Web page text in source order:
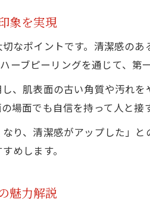
ハーブピーリング施
透明感を手にするハーブ
ハーブピーリング
肌のくすみをクリア
日常ケアに取り入れ
お肌にやさしいハー
象を実現
なポイントです。清潔感の
ーブピーリングを通じて、
、肌表面の古い角質や汚れ
場面でも自信を持って人と
り、清潔感がアップした」
めします。
魅力解説